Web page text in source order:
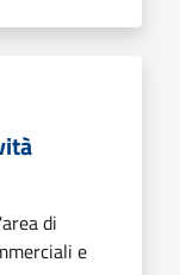
di
e